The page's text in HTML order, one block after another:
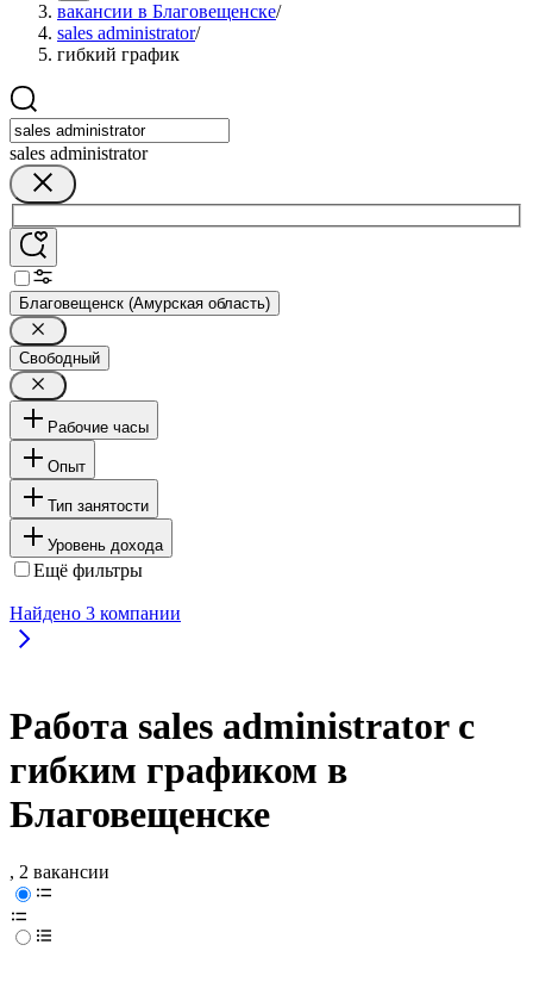
вакансии в Благовещенске/
sales administrator/
гибкий график
sales administrator
Благовещенск (Амурская область)
Свободный
Рабочие часы
Опыт
Тип занятости
Уровень дохода
Ещё фильтры
Найдено 3 компании
Работа sales administrator с
гибким графиком в
Благовещенске
, 2 вакансии